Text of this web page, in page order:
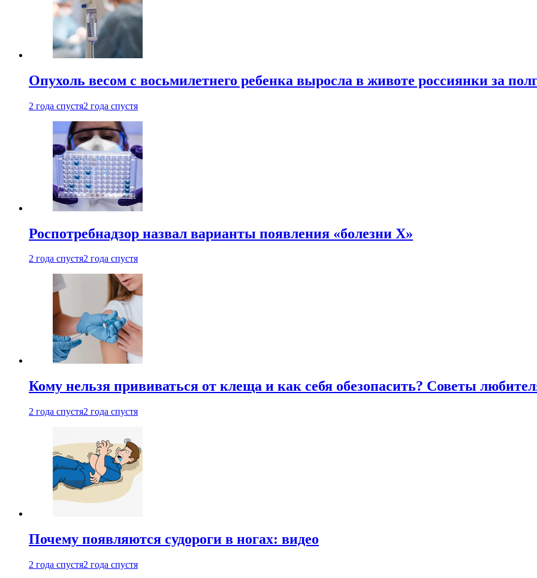
Опухоль весом с восьмилетнего ребенка выросла в животе россиянки за
2 года спустя2 года спустя
Роспотребнадзор назвал варианты появления «болезни Х»
2 года спустя2 года спустя
Кому нельзя прививаться от клеща и как себя обезопасить? Советы
2 года спустя2 года спустя
Почему появляются судороги в ногах: видео
2 года спустя2 года спустя